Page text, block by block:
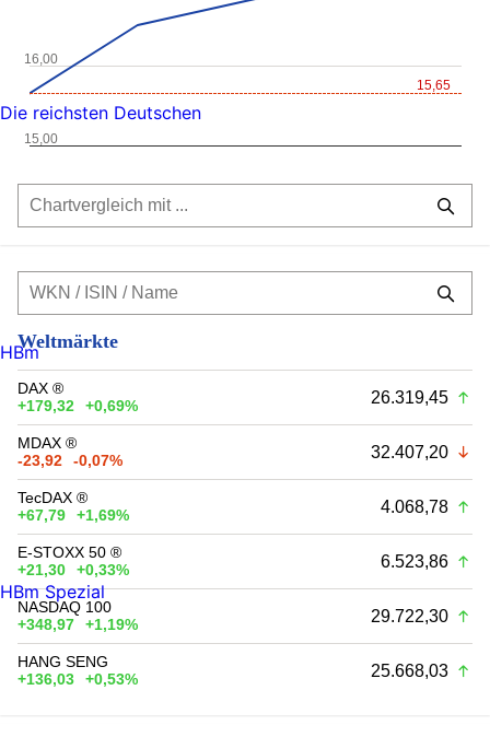
15,65
15,00
16,00
Weltmärkte
DAX ®
+179,32
+0,69% 26.319,45
MDAX ®
-23,92
-0,07% 32.407,20
TecDAX ®
+67,79
+1,69% 4.068,78
E-STOXX 50 ®
+21,30
+0,33% 6.523,86
NASDAQ 100
+348,97
+1,19% 29.722,30
HANG SENG
+136,03
+0,53% 25.668,03
Die reichsten Deutschen
HBm
HBm Spezial